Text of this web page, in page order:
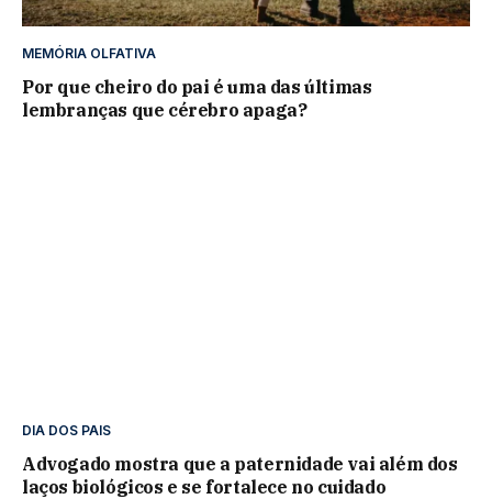
MEMÓRIA OLFATIVA
Por que cheiro do pai é uma das últimas
lembranças que cérebro apaga?
DIA DOS PAIS
Advogado mostra que a paternidade vai além dos
laços biológicos e se fortalece no cuidado